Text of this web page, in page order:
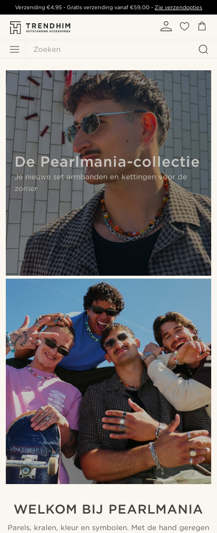
Zoeken
Verzending €4,95 - Gratis verzending vanaf€59,00 -Zie verzendopties
De Pearlmania-collectie
Je nieuwe set armbanden en kettingen voor de
zomer
WELKOM BIJ PEARLMANIA
Parels, kralen, kleur en symbolen. Met de hand geregen